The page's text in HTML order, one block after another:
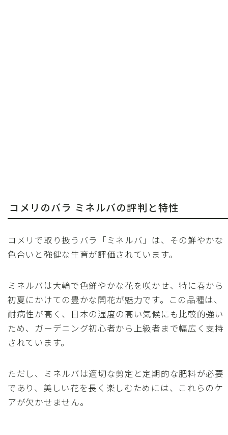
コメリのバラ ミネルバの評判と特性
コメリで取り扱うバラ「ミネルバ」は、その鮮やかな
色合いと強健な生育が評価されています。
ミネルバは大輪で色鮮やかな花を咲かせ、特に春から
初夏にかけての豊かな開花が魅力です。この品種は、
耐病性が高く、日本の湿度の高い気候にも比較的強い
ため、ガーデニング初心者から上級者まで幅広く支持
されています。
ただし、ミネルバは適切な剪定と定期的な肥料が必要
であり、美しい花を長く楽しむためには、これらのケ
アが欠かせません。